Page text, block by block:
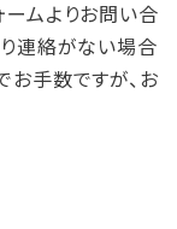
ームよりお問い合
連絡がない場合
お手数ですが、お